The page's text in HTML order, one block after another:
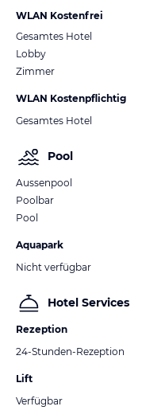
WLAN Kostenfrei
Gesamtes Hotel
Lobby
Zimmer
WLAN Kostenpflichtig
Gesamtes Hotel
Pool
Aussenpool
Poolbar
Pool
Aquapark
Nicht verfügbar
Hotel Services
Rezeption
24-Stunden-Rezeption
Lift
Verfügbar